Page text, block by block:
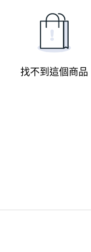
找不到這個商品